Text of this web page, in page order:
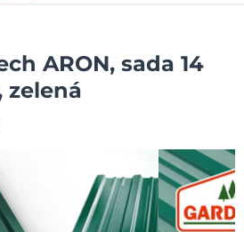
ARON, sada 14
zelená